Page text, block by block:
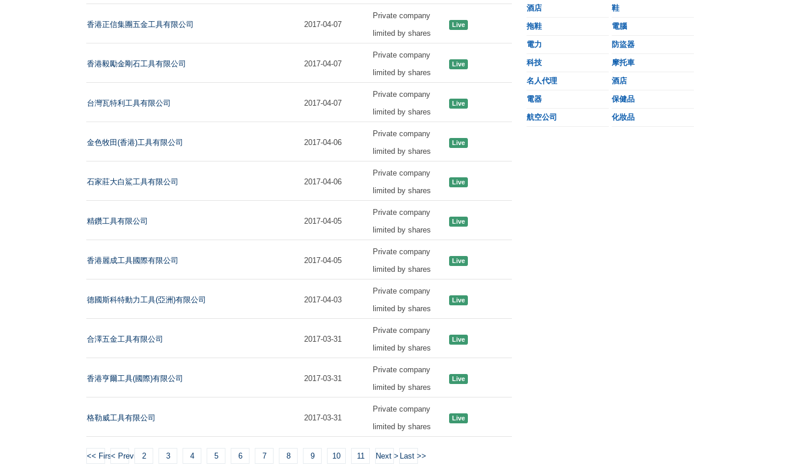
香港正信集團五金工具有限公司 2017-04-07
Private company
limited by shares
Live
香港毅勵金剛石工具有限公司 2017-04-07
Private company
limited by shares
Live
台灣瓦特利工具有限公司 2017-04-07
Private company
limited by shares
Live
金色牧田(香港)工具有限公司 2017-04-06
Private company
limited by shares
Live
石家莊大白鯊工具有限公司 2017-04-06
Private company
limited by shares
Live
精鑽工具有限公司 2017-04-05
Private company
limited by shares
Live
香港麗成工具國際有限公司 2017-04-05
Private company
limited by shares
Live
德國斯科特動力工具(亞洲)有限公司 2017-04-03
Private company
limited by shares
Live
合澤五金工具有限公司 2017-03-31
Private company
limited by shares
Live
香港亨爾工具(國際)有限公司 2017-03-31
Private company
limited by shares
Live
格勒威工具有限公司 2017-03-31
Private company
limited by shares
Live
<< First< Previous
2 3 4 5 6 7 8 9 10 11 Next > Last >>
酒店 鞋
拖鞋 電腦
電力 防盜器
科技 摩托車
名人代理 酒店
電器 保健品
航空公司 化妝品